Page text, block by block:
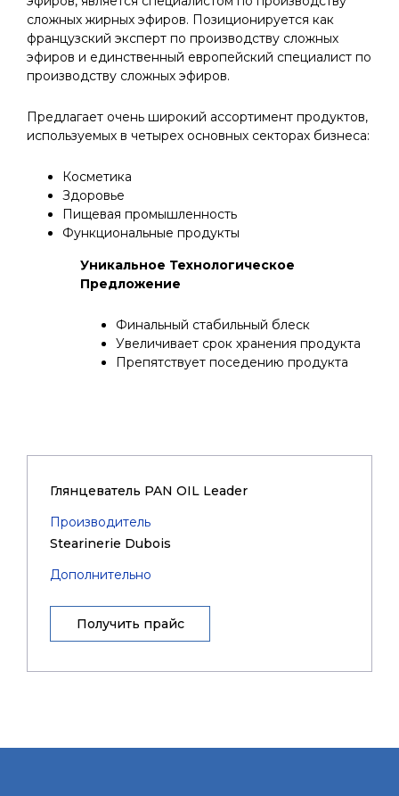
сложных жирных эфиров. Позиционируется как
французский эксперт по производству сложных
эфиров и единственный европейский специалист по
производству сложных эфиров.
Предлагает очень широкий ассортимент продуктов,
используемых в четырех основных секторах бизнеса:
Косметика
Здоровье
Пищевая промышленность
Функциональные продукты
Уникальное Технологическое
Предложение
Финальный стабильный блеск
Увеличивает срок хранения продукта
Препятствует поседению продукта
Глянцеватель PAN OIL Leader
Производитель
Stearinerie Dubois
Дополнительно
Получить прайс